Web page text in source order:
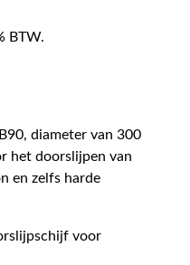
BTW.
diameter van 300
het doorslijpen van
en zelfs harde
voor